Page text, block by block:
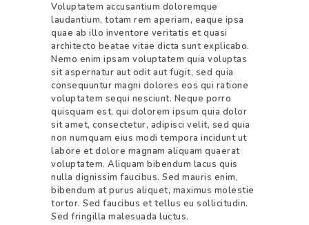
Voluptatem accusantium doloremque
laudantium, totam rem aperiam, eaque ipsa
quae ab illo inventore veritatis et quasi
architecto beatae vitae dicta sunt explicabo.
Nemo enim ipsam voluptatem quia voluptas
sit aspernatur aut odit aut fugit, sed quia
consequuntur magni dolores eos qui ratione
voluptatem sequi nesciunt. Neque porro
quisquam est, qui dolorem ipsum quia dolor
sit amet, consectetur, adipisci velit, sed quia
non numquam eius modi tempora incidunt ut
labore et dolore magnam aliquam quaerat
voluptatem. Aliquam bibendum lacus quis
nulla dignissim faucibus. Sed mauris enim,
bibendum at purus aliquet, maximus molestie
tortor. Sed faucibus et tellus eu sollicitudin.
Sed fringilla malesuada luctus.